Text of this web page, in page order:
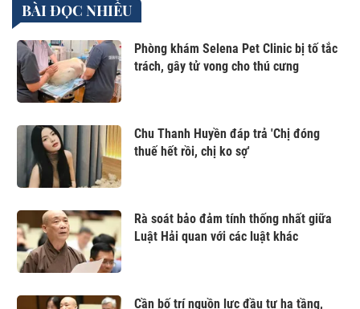
BÀI ĐỌC NHIỀU
Phòng khám Selena Pet Clinic bị tố tắc
trách, gây tử vong cho thú cưng
Chu Thanh Huyền đáp trả 'Chị đóng
thuế hết rồi, chị ko sợ'
Rà soát bảo đảm tính thống nhất giữa
Luật Hải quan với các luật khác
Cần bố trí nguồn lực đầu tư hạ tầng,